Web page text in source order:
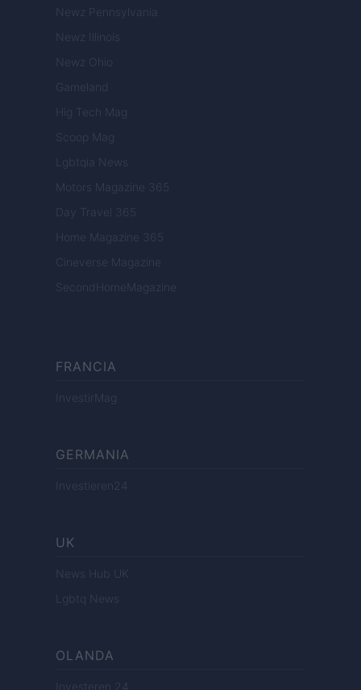
Newz Pennsylvania
Newz Illinois
Newz Ohio
Gameland
Hig Tech Mag
Scoop Mag
Lgbtqia News
Motors Magazine 365
Day Travel 365
Home Magazine 365
Cineverse Magazine
SecondHomeMagazine
FRANCIA
InvestirMag
GERMANIA
Investieren24
UK
News Hub UK
Lgbtq News
OLANDA
Investeren 24